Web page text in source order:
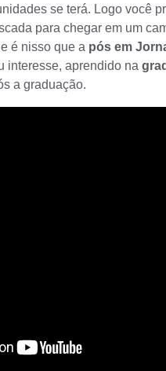
se terá. Logo você
para chegar em um
é nisso que a pós em
interesse, aprendido na
a graduação.